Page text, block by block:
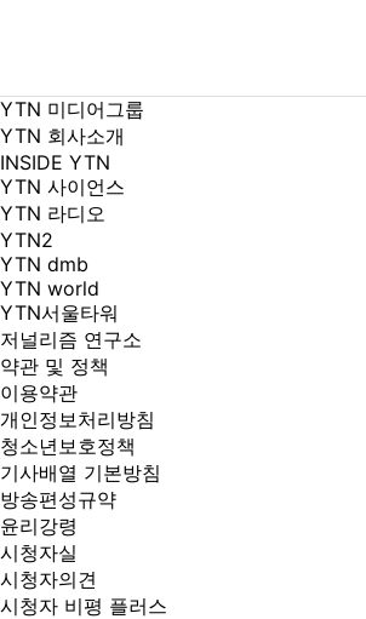
YTN 미디어그룹
YTN 회사소개
INSIDE YTN
YTN 사이언스
YTN 라디오
YTN2
YTN dmb
YTN world
YTN서울타워
저널리즘 연구소
약관 및 정책
이용약관
개인정보처리방침
청소년보호정책
기사배열 기본방침
방송편성규약
윤리강령
시청자실
시청자의견
시청자 비평 플러스